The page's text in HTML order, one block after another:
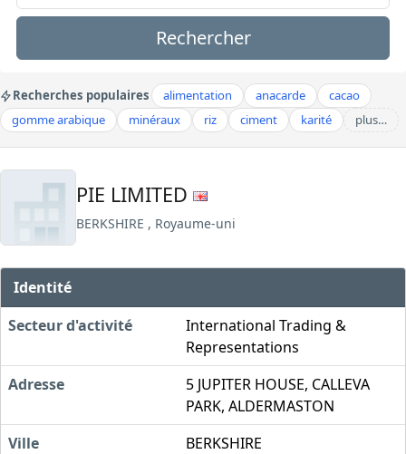
Rechercher
Recherches populaires alimentation anacarde
cacao
gomme arabique
minéraux riz ciment karité plus…
PIE LIMITED
BERKSHIRE , Royaume-uni
Identité
Secteur d'activité
International Trading &
Representations
Adresse
5 JUPITER HOUSE, CALLEVA
PARK, ALDERMASTON
Ville
BERKSHIRE